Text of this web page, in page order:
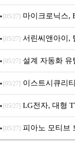
[05/27] 마이크로닉스,
시
[05/27] 서린씨앤아이,
5600MHz 16GB 출시
[05/27] 설계 자동화
무상 배포
[05/27] 이스트시큐리
세대 AI 보안 플랫폼
[05/27] LG전자, 대형
[05/27] 피아노 모티브